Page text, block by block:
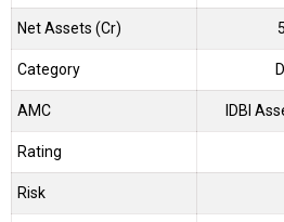
Net Assets (Cr)
Category
AMC IDBI
Rating
Risk